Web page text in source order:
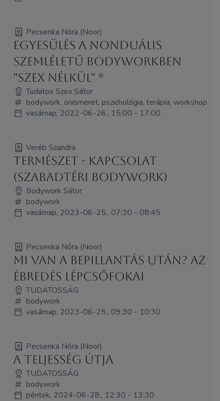
Pecsenka Nóra (Noor)
Egyesülés a Nonduális
szemléletű bodyworkben
"szex nélkül" (R)
Tudatos Szex Sátor
bodywork, önismeret, pszichológia, terápia, workshop
vasárnap, 2022-06-26., 15:00 - 17:00
Veréb Szandra
Természet - Kapcsolat
(szabadtéri Bodywork)
Bodywork Sátor
bodywork
vasárnap, 2023-06-25., 07:30 - 08:45
Pecsenka Nóra (Noor)
Mi van a bepillantás után? Az
ébredés lépcsőfokai
TUDATOSSÁG
bodywork
vasárnap, 2023-06-25., 09:30 - 10:30
Pecsenka Nóra (Noor)
A teljesség útja
TUDATOSSÁG
bodywork
péntek, 2024-06-28., 12:30 - 13:30